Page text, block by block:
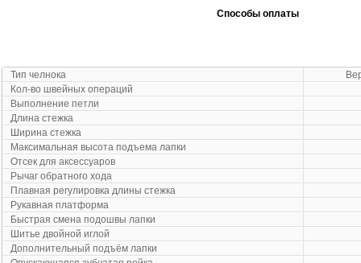
Способы оплаты
Тип челнока
Кол-во швейных операций
Выполнение петли
Длина стежка
Ширина стежка
Максимальная высота подъема лапки
Отсек для аксессуаров
Рычаг обратного хода
Плавная регулировка длины стежка
Рукавная платформа
Быстрая смена подошвы лапки
Шитье двойной иглой
Дополнительный подъём лапки